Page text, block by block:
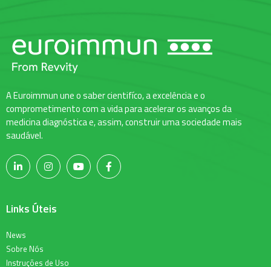
A Euroimmun une o saber cientifíco, a excelência e o
comprometimento com a vida para acelerar os avanços da
medicina diagnóstica e, assim, construir uma sociedade mais
saudável.
Links Úteis
News
Sobre Nós
Instruções de Uso